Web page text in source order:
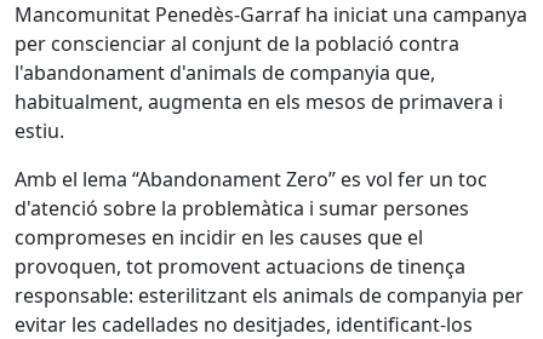
Mancomunitat Penedès-Garraf ha iniciat una campanya
per conscienciar al conjunt de la població contra
l'abandonament d'animals de companyia que,
habitualment, augmenta en els mesos de primavera i
estiu.
Amb el lema “Abandonament Zero” es vol fer un toc
d'atenció sobre la problemàtica i sumar persones
compromeses en incidir en les causes que el
provoquen, tot promovent actuacions de tinença
responsable: esterilitzant els animals de companyia per
evitar les cadellades no desitjades, identificant-los